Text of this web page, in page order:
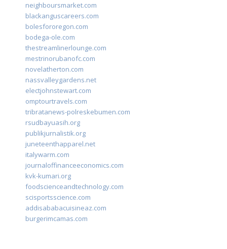
neighboursmarket.com
blackanguscareers.com
bolesfororegon.com
bodega-ole.com
thestreamlinerlounge.com
mestrinorubanofc.com
novelatherton.com
nassvalleygardens.net
electjohnstewart.com
omptourtravels.com
tribratanews-polreskebumen.com
rsudbayuasih.org
publikjurnalistik.org
juneteenthapparel.net
italywarm.com
journaloffinanceeconomics.com
kvk-kumari.org
foodscienceandtechnology.com
scisportsscience.com
addisababacuisineaz.com
burgerimcamas.com